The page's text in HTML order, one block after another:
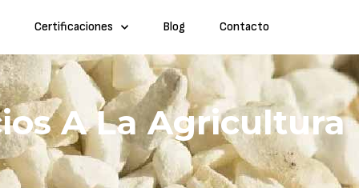
Certificaciones Blog Contacto
A La Agricultura